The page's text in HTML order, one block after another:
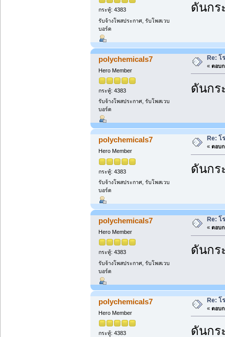
กระทู้: 4383
รับจ้างโพสประกาศ, รับโพสเวบ
บอร์ด
ดันกร
polychemicals7
Hero Member
กระทู้: 4383
รับจ้างโพสประกาศ, รับโพสเวบ
บอร์ด
Re: โ
« ตอบก
ดันกร
polychemicals7
Hero Member
กระทู้: 4383
รับจ้างโพสประกาศ, รับโพสเวบ
บอร์ด
Re: โ
« ตอบก
ดันกร
polychemicals7
Hero Member
กระทู้: 4383
รับจ้างโพสประกาศ, รับโพสเวบ
บอร์ด
Re: โ
« ตอบก
ดันกร
polychemicals7
Hero Member
กระทู้: 4383
Re: โ
« ตอบก
ดันกร